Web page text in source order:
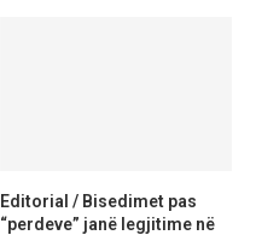
Editorial / Bisedimet pas
“perdeve” janë legjitime në